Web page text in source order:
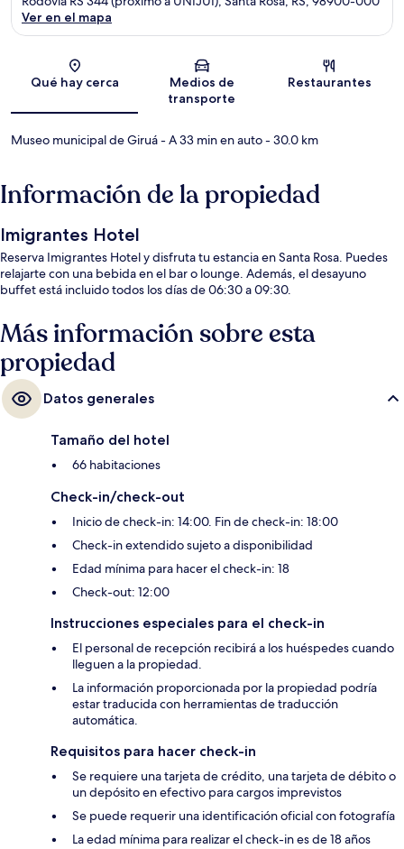
Sección del mapa
Ver en el mapa
Qué hay cerca
Medios de
transporte
Restaurantes
Museo municipal de Giruá- A 33 min en auto- 30.0 km
Información de la propiedad
Imigrantes Hotel
Reserva Imigrantes Hotel y disfruta tu estancia en Santa Rosa. Puedes
relajarte con una bebida en el bar o lounge. Además, el desayuno
buffet está incluido todos los días de 06:30 a 09:30.
Más información sobre esta
propiedad
Datos generales
Tamaño del hotel
66 habitaciones
Check-in/check-out
Inicio de check-in: 14:00. Fin de check-in: 18:00
Check-in extendido sujeto a disponibilidad
Edad mínima para hacer el check-in: 18
Check-out: 12:00
Instrucciones especiales para el check-in
El personal de recepción recibirá a los huéspedes cuando
lleguen a la propiedad.
La información proporcionada por la propiedad podría
estar traducida con herramientas de traducción
automática.
Requisitos para hacer check-in
Se requiere una tarjeta de crédito, una tarjeta de débito o
un depósito en efectivo para cargos imprevistos
Se puede requerir una identificación oficial con fotografía
La edad mínima para realizar el check-in es de 18 años